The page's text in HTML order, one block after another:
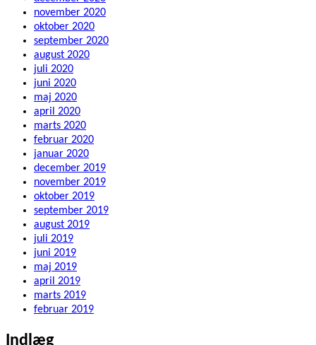
november 2020
oktober 2020
september 2020
august 2020
juli 2020
juni 2020
maj 2020
april 2020
marts 2020
februar 2020
januar 2020
december 2019
november 2019
oktober 2019
september 2019
august 2019
juli 2019
juni 2019
maj 2019
april 2019
marts 2019
februar 2019
Indlæg